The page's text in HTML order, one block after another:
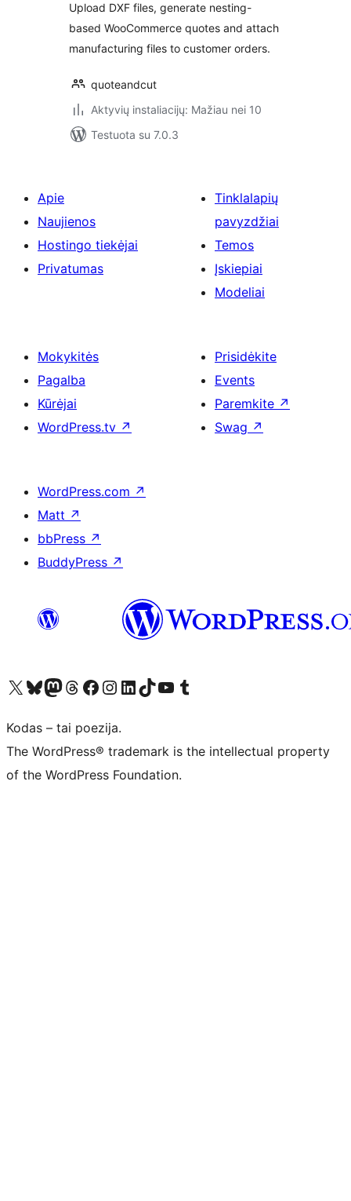
Upload DXF files, generate nesting-
based WooCommerce quotes and attach
manufacturing files to customer orders.
quoteandcut
Aktyvių instaliacijų: Mažiau nei 10
Testuota su 7.0.3
Apie
Naujienos
Hostingo tiekėjai
Privatumas
Tinklalapių
pavyzdžiai
Temos
Įskiepiai
Modeliai
Mokykitės
Pagalba
Kūrėjai
WordPress.tv ↗
Prisidėkite
Events
Paremkite ↗
Swag ↗
WordPress.com ↗
Matt ↗
bbPress ↗
BuddyPress ↗
Visit our X (formerly Twitter) account
Apsilankykite mūsų Bluesky paskyroje
Visit our Mastodon account
Apsilankykite mūsų Threads paskyroje
Visit our Facebook page
Visit our Instagram account
Visit our LinkedIn account
Apsilankykite mūsų TikTok paskyroje
Visit our YouTube channel
Apsilankykite mūsų Tumblr paskyroje
Kodas – tai poezija.
The WordPress® trademark is the intellectual property
of the WordPress Foundation.